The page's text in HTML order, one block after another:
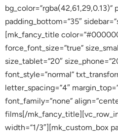
bg_color=”rgba(42,61,29,0.13)”
padding_bottom=”35″
[mk_fancy_title
force_font_size=”true”
size_tablet=”20″
font_style=”normal”
letter_spacing=”4″
font_family=”none”
films[/
width=”1/3″][mk_custom_box